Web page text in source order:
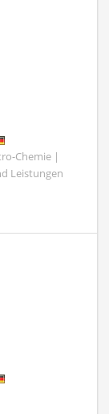
Chemie |
Leistungen